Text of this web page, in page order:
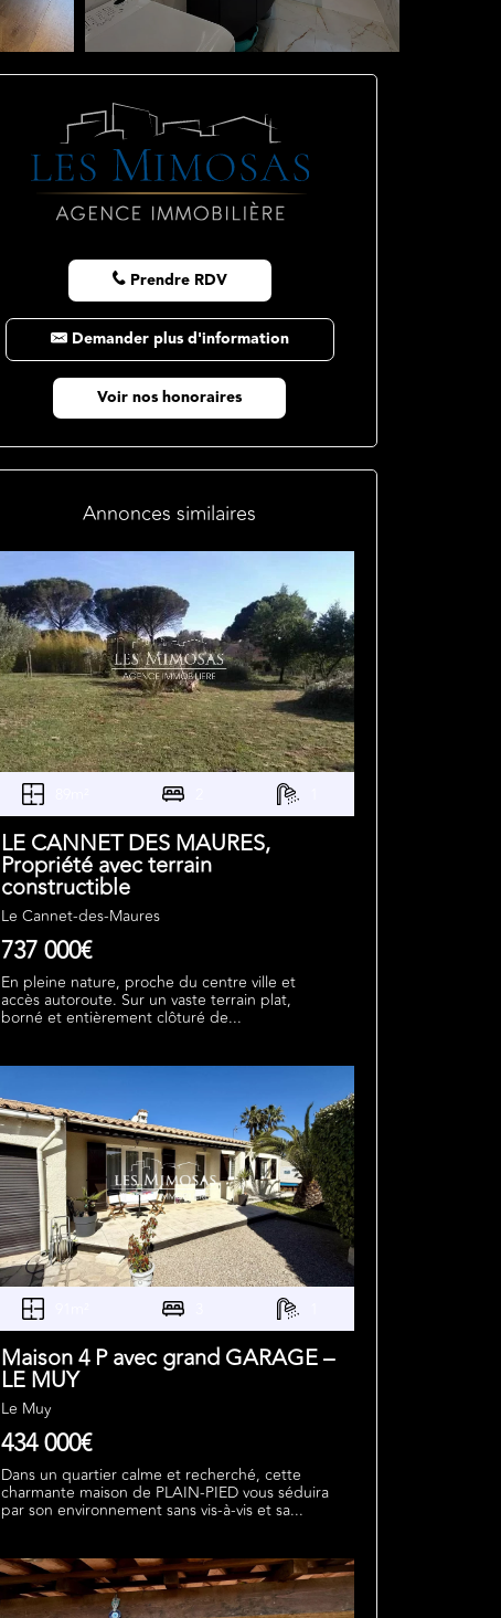
Prendre RDV
Demander plus d'information
Voir nos honoraires
Annonces similaires
LE CANNET DES MAURES,
Propriété avec terrain
constructible
Le Cannet-des-Maures
737 000€
En pleine nature, proche du centre ville et
accès autoroute. Sur un vaste terrain plat,
borné et entièrement clôturé de...
Maison 4 P avec grand GARAGE –
LE MUY
Le Muy
434 000€
Dans un quartier calme et recherché, cette
charmante maison de PLAIN-PIED vous séduira
par son environnement sans vis-à-vis et sa...